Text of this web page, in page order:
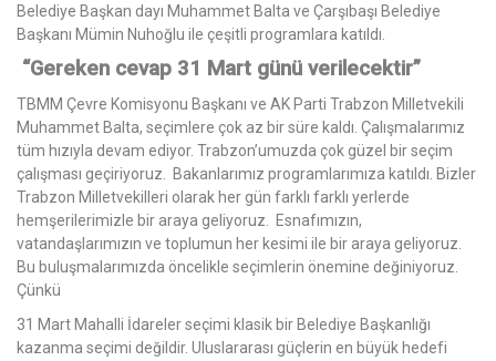
Belediye Başkan dayı Muhammet Balta ve Çarşıbaşı Belediye
Başkanı Mümin Nuhoğlu ile çeşitli programlara katıldı.
“Gereken cevap 31 Mart günü verilecektir”
TBMM Çevre Komisyonu Başkanı ve AK Parti Trabzon Milletvekili
Muhammet Balta, seçimlere çok az bir süre kaldı. Çalışmalarımız
tüm hızıyla devam ediyor. Trabzon’umuzda çok güzel bir seçim
çalışması geçiriyoruz. Bakanlarımız programlarımıza katıldı. Bizler
Trabzon Milletvekilleri olarak her gün farklı farklı yerlerde
hemşerilerimizle bir araya geliyoruz. Esnafımızın,
vatandaşlarımızın ve toplumun her kesimi ile bir araya geliyoruz.
Bu buluşmalarımızda öncelikle seçimlerin önemine değiniyoruz.
Çünkü
31 Mart Mahalli İdareler seçimi klasik bir Belediye Başkanlığı
kazanma seçimi değildir. Uluslararası güçlerin en büyük hedefi